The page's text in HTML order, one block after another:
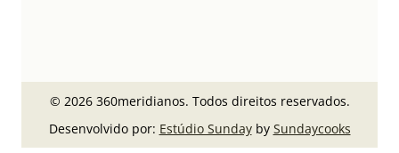
© 2026 360meridianos. Todos direitos reservados.
Desenvolvido por: Estúdio Sundayby Sundaycooks